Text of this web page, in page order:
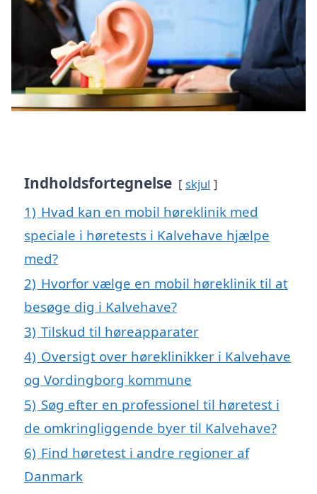
Indholdsfortegnelse skjul
1) Hvad kan en mobil høreklinik med
speciale i høretests i Kalvehave hjælpe
med?
2) Hvorfor vælge en mobil høreklinik til at
besøge dig i Kalvehave?
3) Tilskud til høreapparater
4) Oversigt over høreklinikker i Kalvehave
og Vordingborg kommune
5) Søg efter en professionel til høretest i
de omkringliggende byer til Kalvehave?
6) Find høretest i andre regioner af
Danmark